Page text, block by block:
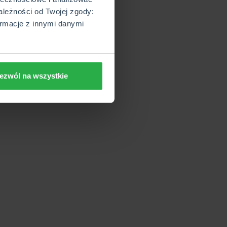
od Twojej zgody:
z innymi danymi
na wszystkie